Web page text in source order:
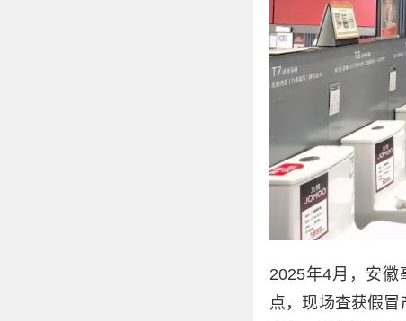
2025年4月，安
点，现场查获假